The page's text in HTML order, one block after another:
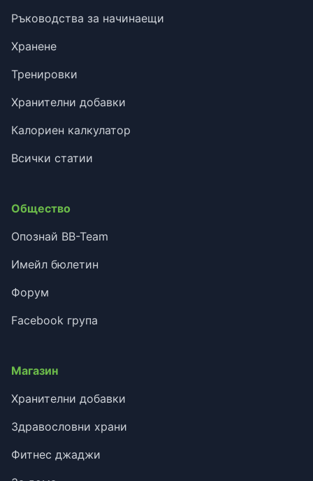
Ръководства за начинаещи
Хранене
Тренировки
Хранителни добавки
Калориен калкулатор
Всички статии
Общество
Опознай BB-Team
Имейл бюлетин
Форум
Facebook група
Магазин
Хранителни добавки
Здравословни храни
Фитнес джаджи